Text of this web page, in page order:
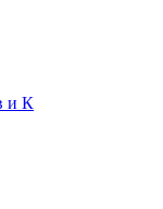
и К